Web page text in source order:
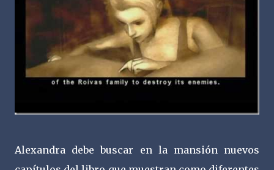
Alexandra debe buscar en la mansión nuevos